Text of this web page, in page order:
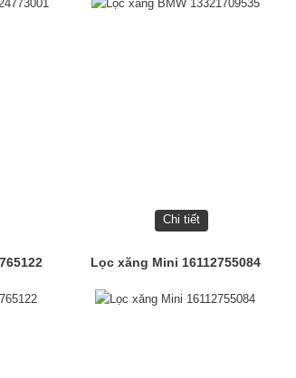
Chi tiết
Lọc xăng Mini 16112755084